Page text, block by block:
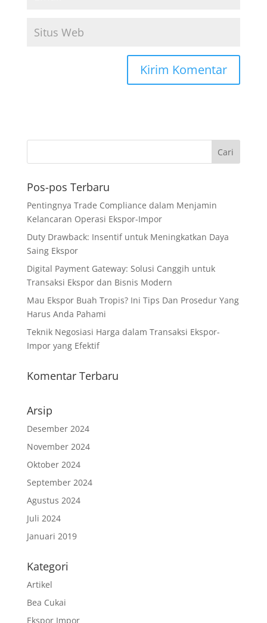
Pos-pos Terbaru
Pentingnya Trade Compliance dalam Menjamin
Kelancaran Operasi Ekspor-Impor
Duty Drawback: Insentif untuk Meningkatkan Daya
Saing Ekspor
Digital Payment Gateway: Solusi Canggih untuk
Transaksi Ekspor dan Bisnis Modern
Mau Ekspor Buah Tropis? Ini Tips Dan Prosedur Yang
Harus Anda Pahami
Teknik Negosiasi Harga dalam Transaksi Ekspor-
Impor yang Efektif
Komentar Terbaru
Arsip
Desember 2024
November 2024
Oktober 2024
September 2024
Agustus 2024
Juli 2024
Januari 2019
Kategori
Artikel
Bea Cukai
Ekspor Impor